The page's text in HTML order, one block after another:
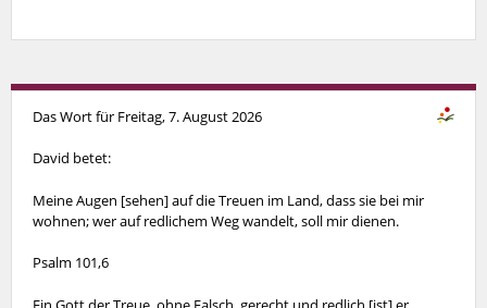
Das Wort für Freitag, 7. August 2026
David betet:
Meine Augen [sehen] auf die Treuen im Land, dass sie bei mir
wohnen; wer auf redlichem Weg wandelt, soll mir dienen.
Psalm 101,6